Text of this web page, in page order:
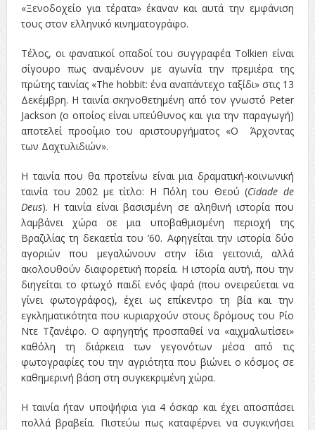
«Ξενοδοχείο για τέρατα» έκαναν και αυτά την εμφάνιση
τους στον ελληνικό κινηματογράφο.
Τέλος, οι φανατικοί οπαδοί του συγγραφέα Tolkien είναι
σίγουρο πως αναμένουν με αγωνία την πρεμιέρα της
πρώτης ταινίας «The hobbit: ένα αναπάντεχο ταξίδι» στις 13
Δεκέμβρη. Η ταινία σκηνοθετημένη από τον γνωστό Peter
Jackson (ο οποίος είναι υπεύθυνος και για την παραγωγή)
αποτελεί προοίμιο του αριστουργήματος «Ο Άρχοντας
των Δαχτυλιδιών».
Η ταινία που θα προτείνω είναι μια δραματική-κοινωνική
ταινία του 2002 με τίτλο: Η Πόλη του Θεού (Cidade de
Deus). Η ταινία είναι βασισμένη σε αληθινή ιστορία που
λαμβάνει χώρα σε μια υποβαθμισμένη περιοχή της
Βραζιλίας τη δεκαετία του ’60. Αφηγείται την ιστορία δύο
αγοριών που μεγαλώνουν στην ίδια γειτονιά, αλλά
ακολουθούν διαφορετική πορεία. Η ιστορία αυτή, που την
διηγείται το φτωχό παιδί ενός ψαρά (που ονειρεύεται να
γίνει φωτογράφος), έχει ως επίκεντρο τη βία και την
εγκληματικότητα που κυριαρχούν στους δρόμους του Ρίο
Ντε Τζανέιρο. Ο αφηγητής προσπαθεί να «αιχμαλωτίσει»
καθ΄όλη τη διάρκεια των γεγονότων μέσα από τις
φωτογραφίες του την αγριότητα που βιώνει ο κόσμος σε
καθημερινή βάση στη συγκεκριμένη χώρα.
Η ταινία ήταν υποψήφια για 4 όσκαρ και έχει αποσπάσει
πολλά βραβεία. Πιστεύω πως καταφέρνει να συγκινήσει